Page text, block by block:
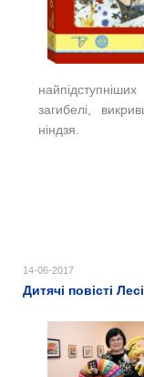
загибелі,
ніндзя.
14-06-2017
Дитячі повісті